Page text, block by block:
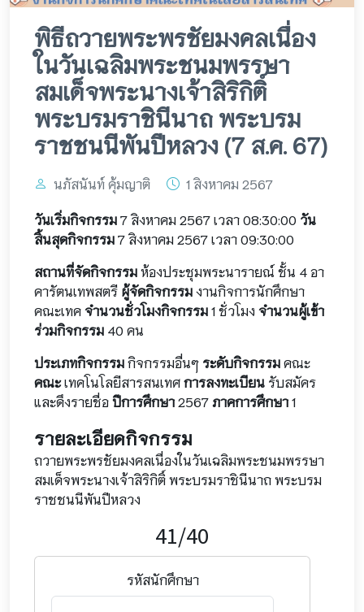
พิธีถวายพระพรชัยมงคลเนื่อง
ในวันเฉลิมพระชนมพรรษา
สมเด็จพระนางเจ้าสิริกิติ์
พระบรมราชินีนาถ พระบรม
ราชชนนีพันปีหลวง (7 ส.ค. 67)
นภัสนันท์ คุ้มญาติ 1 สิงหาคม 2567
วันเริ่มกิจกรรม7 สิงหาคม 2567 เวลา 08:30:00 วัน
สิ้นสุดกิจกรรม7 สิงหาคม 2567 เวลา 09:30:00
สถานที่จัดกิจกรรมห้องประชุมพระนารายณ์ ชั้น 4 อา
คารัตนเทพสตรี ผู้จัดกิจกรรมงานกิจการนักศึกษา
คณะเทคจำนวนชั่วโมงกิจกรรม1 ชั่วโมง จำนวนผู้เข้า
ร่วมกิจกรรม 40 คน
ประเภทกิจกรรมกิจกรรมอื่นๆ ระดับกิจกรรมคณะ
คณะเทคโนโลยีสารสนเทศการลงทะเบียน รับสมัคร
และดึงรายชื่อปีการศึกษา2567ภาคการศึกษา1
รายละเอียดกิจกรรม
ถวายพระพรชัยมงคลเนื่องในวันเฉลิมพระชนมพรรษา
สมเด็จพระนางเจ้าสิริกิติ์ พระบรมราชินีนาถ พระบรม
ราชชนนีพันปีหลวง
41/40
รหัสนักศึกษา